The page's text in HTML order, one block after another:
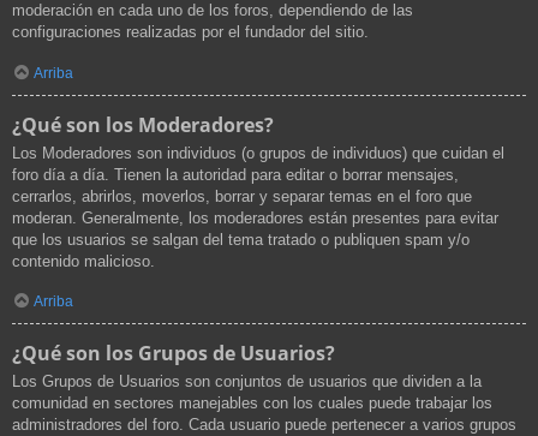
moderación en cada uno de los foros, dependiendo de las
configuraciones realizadas por el fundador del sitio.
Arriba
¿Qué son los Moderadores?
Los Moderadores son individuos (o grupos de individuos) que cuidan el
foro día a día. Tienen la autoridad para editar o borrar mensajes,
cerrarlos, abrirlos, moverlos, borrar y separar temas en el foro que
moderan. Generalmente, los moderadores están presentes para evitar
que los usuarios se salgan del tema tratado o publiquen spam y/o
contenido malicioso.
Arriba
¿Qué son los Grupos de Usuarios?
Los Grupos de Usuarios son conjuntos de usuarios que dividen a la
comunidad en sectores manejables con los cuales puede trabajar los
administradores del foro. Cada usuario puede pertenecer a varios grupos